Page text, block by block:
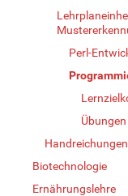
Perl-
Handreichungen
Biotechnologie
Ernährungslehre